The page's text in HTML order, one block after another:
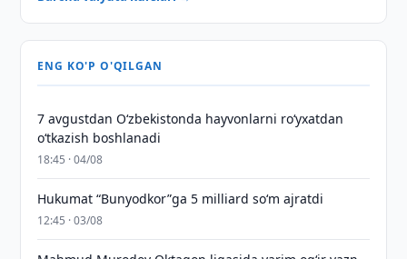
ENG KO'P O'QILGAN
7 avgustdan O‘zbekistonda hayvonlarni ro‘yxatdan
o‘tkazish boshlanadi
18:45 · 04/08
Hukumat “Bunyodkor”ga 5 milliard so‘m ajratdi
12:45 · 03/08